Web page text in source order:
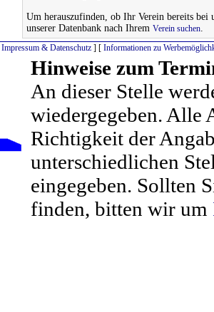
Um herauszufinden, ob Ihr Verein bereits
unserer Datenbank nach Ihrem Verein suchen.
Impressum & Datenschutz ] [ Informationen zu
Hinweise zum
An dieser Stelle
wiedergegeben. Alle
Richtigkeit der
unterschiedlichen
eingegeben. Sollten
finden, bitten wir um